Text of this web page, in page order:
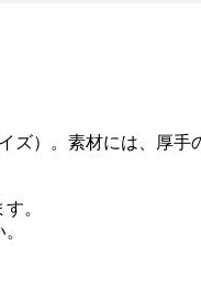
）。素材には、厚
。